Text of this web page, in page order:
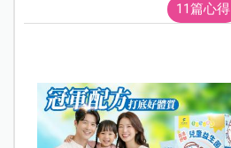
11篇心得